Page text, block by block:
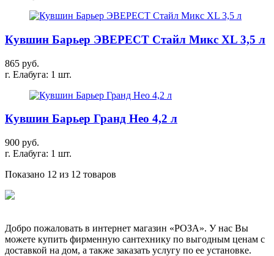
Кувшин Барьер ЭВЕРЕСТ Стайл Микс XL 3,5 л
865 руб.
г. Елабуга: 1 шт.
Кувшин Барьер Гранд Нео 4,2 л
900 руб.
г. Елабуга: 1 шт.
Показано 12 из 12 товаров
Добро пожаловать в интернет магазин «РОЗА». У нас Вы
можете купить фирменную сантехнику по выгодным ценам с
доставкой на дом, а также заказать услугу по ее установке.